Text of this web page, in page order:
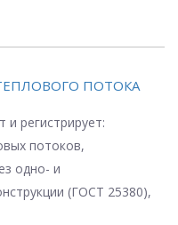
ПОТОКА
и регистрирует:
потоков,
одно- и
(ГОСТ 25380),